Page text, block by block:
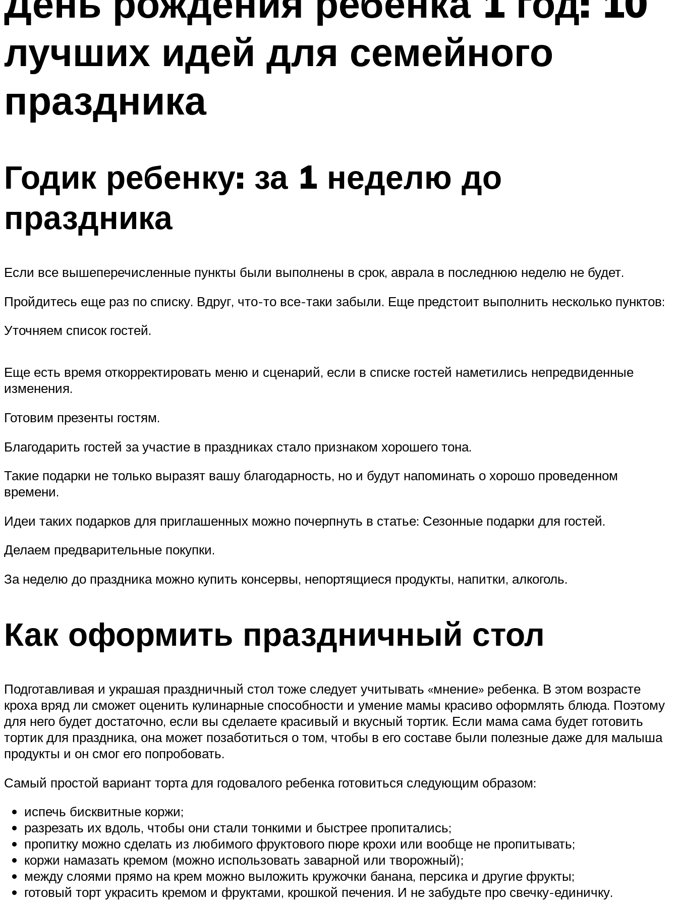
лучших идей для семейного
праздника
Годик ребенку: за 1 неделю до
праздника
Если все вышеперечисленные пункты были выполнены в срок, аврала в последнюю неделю не будет.
Пройдитесь еще раз по списку. Вдруг, что-то все-таки забыли. Еще предстоит выполнить несколько пунктов:
Уточняем список гостей.
Еще есть время откорректировать меню и сценарий, если в списке гостей наметились непредвиденные
изменения.
Готовим презенты гостям.
Благодарить гостей за участие в праздниках стало признаком хорошего тона.
Такие подарки не только выразят вашу благодарность, но и будут напоминать о хорошо проведенном
времени.
Идеи таких подарков для приглашенных можно почерпнуть в статье: Сезонные подарки для гостей.
Делаем предварительные покупки.
За неделю до праздника можно купить консервы, непортящиеся продукты, напитки, алкоголь.
Как оформить праздничный стол
Подготавливая и украшая праздничный стол тоже следует учитывать «мнение» ребенка. В этом возрасте
кроха вряд ли сможет оценить кулинарные способности и умение мамы красиво оформлять блюда. Поэтому
для него будет достаточно, если вы сделаете красивый и вкусный тортик. Если мама сама будет готовить
тортик для праздника, она может позаботиться о том, чтобы в его составе были полезные даже для малыша
продукты и он смог его попробовать.
Самый простой вариант торта для годовалого ребенка готовиться следующим образом:
испечь бисквитные коржи;
разрезать их вдоль, чтобы они стали тонкими и быстрее пропитались;
пропитку можно сделать из любимого фруктового пюре крохи или вообще не пропитывать;
коржи намазать кремом (можно использовать заварной или творожный);
между слоями прямо на крем можно выложить кружочки банана, персика и другие фрукты;
готовый торт украсить кремом и фруктами, крошкой печения. И не забудьте про свечку-единичку.